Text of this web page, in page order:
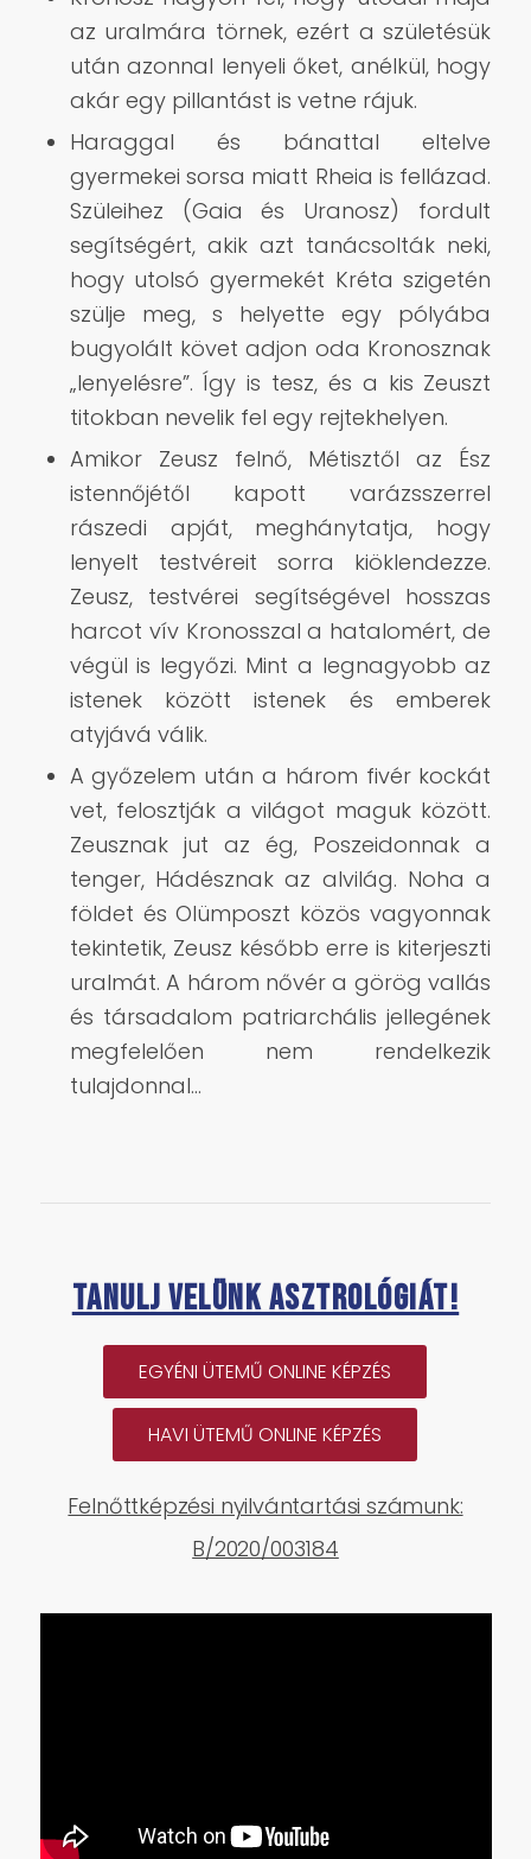
az uralmára törnek, ezért a születésük
után azonnal lenyeli őket, anélkül, hogy
akár egy pillantást is vetne rájuk.
Haraggal és bánattal eltelve
gyermekei sorsa miatt Rheia is fellázad.
Szüleihez (Gaia és Uranosz) fordult
segítségért, akik azt tanácsolták neki,
hogy utolsó gyermekét Kréta szigetén
szülje meg, s helyette egy pólyába
bugyolált követ adjon oda Kronosznak
„lenyelésre”. Így is tesz, és a kis Zeuszt
titokban nevelik fel egy rejtekhelyen.
Amikor Zeusz felnő, Métisztől az Ész
istennőjétől kapott varázsszerrel
rászedi apját, meghánytatja, hogy
lenyelt testvéreit sorra kiöklendezze.
Zeusz, testvérei segítségével hosszas
harcot vív Kronosszal a hatalomért, de
végül is legyőzi. Mint a legnagyobb az
istenek között istenek és emberek
atyjává válik.
A győzelem után a három fivér kockát
vet, felosztják a világot maguk között.
Zeusznak jut az ég, Poszeidonnak a
tenger, Hádésznak az alvilág. Noha a
földet és Olümposzt közös vagyonnak
tekintetik, Zeusz később erre is kiterjeszti
uralmát. A három nővér a görög vallás
és társadalom patriarchális jellegének
megfelelően nem rendelkezik
tulajdonnal…
Tanulj velünk asztrológiát!
EGYÉNI ÜTEMŰ ONLINE KÉPZÉS
HAVI ÜTEMŰ ONLINE KÉPZÉS
Felnőttképzési nyilvántartási számunk:
B/2020/003184